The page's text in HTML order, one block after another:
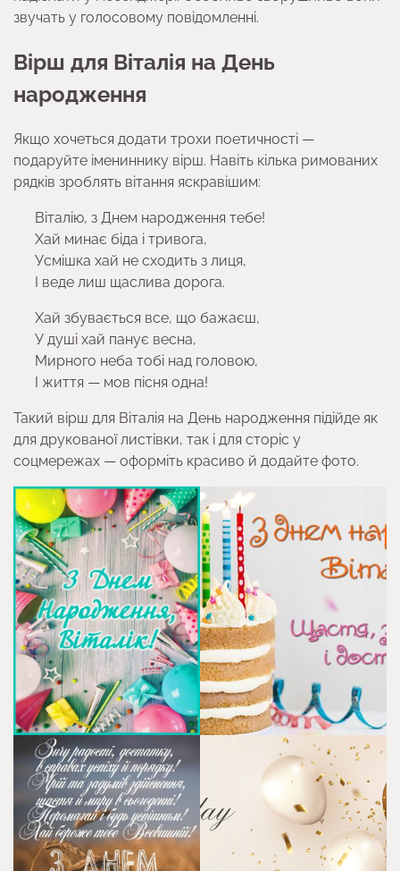
звучать у голосовому повідомленні.
Вірш для Віталія на День
народження
Якщо хочеться додати трохи поетичності —
подаруйте імениннику вірш. Навіть кілька римованих
рядків зроблять вітання яскравішим:
Віталію, з Днем народження тебе!
Хай минає біда і тривога,
Усмішка хай не сходить з лиця,
І веде лиш щаслива дорога.
Хай збувається все, що бажаєш,
У душі хай панує весна,
Мирного неба тобі над головою,
І життя — мов пісня одна!
Такий вірш для Віталія на День народження підійде як
для друкованої листівки, так і для сторіс у
соцмережах — оформіть красиво й додайте фото.